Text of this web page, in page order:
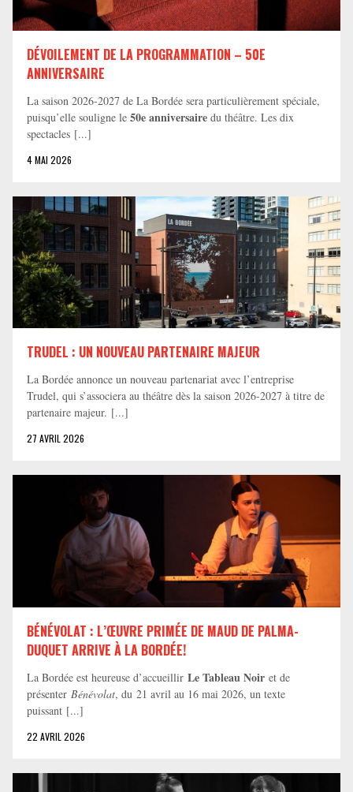
DÉVOILEMENT DE LA PROGRAMMATION – 50E
ANNIVERSAIRE
La saison 2026-2027 de La Bordée sera particulièrement spéciale,
puisqu’elle souligne le 50e anniversaire du théâtre. Les dix
spectacles [...]
4 MAI 2026
TRUDEL : UN NOUVEAU PARTENAIRE MAJEUR
La Bordée annonce un nouveau partenariat avec l’entreprise
Trudel, qui s’associera au théâtre dès la saison 2026-2027 à titre de
partenaire majeur. [...]
27 AVRIL 2026
BÉNÉVOLAT : L’ŒUVRE PRIMÉE DE MAUD DE PALMA-
DUQUET ARRIVE À LA BORDÉE!
La Bordée est heureuse d’accueillir Le Tableau Noir et de
présenter Bénévolat, du 21 avril au 16 mai 2026, un texte
puissant [...]
22 AVRIL 2026